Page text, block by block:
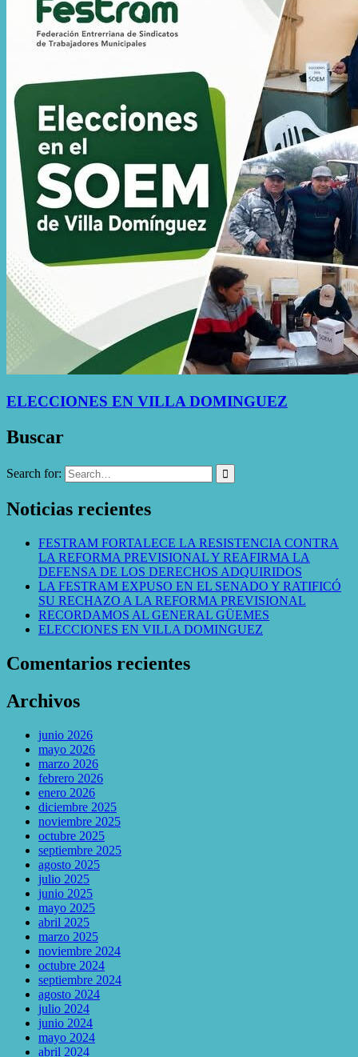
ELECCIONES EN VILLA DOMINGUEZ
Buscar
Search for:
Noticias recientes
FESTRAM FORTALECE LA RESISTENCIA CONTRA
LA REFORMA PREVISIONAL Y REAFIRMA LA
DEFENSA DE LOS DERECHOS ADQUIRIDOS
LA FESTRAM EXPUSO EN EL SENADO Y RATIFICÓ
SU RECHAZO A LA REFORMA PREVISIONAL
RECORDAMOS AL GENERAL GÜEMES
ELECCIONES EN VILLA DOMINGUEZ
Comentarios recientes
Archivos
junio 2026
mayo 2026
marzo 2026
febrero 2026
enero 2026
diciembre 2025
noviembre 2025
octubre 2025
septiembre 2025
agosto 2025
julio 2025
junio 2025
mayo 2025
abril 2025
marzo 2025
noviembre 2024
octubre 2024
septiembre 2024
agosto 2024
julio 2024
junio 2024
mayo 2024
abril 2024